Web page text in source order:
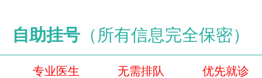
自助挂号 （所有信息完全保密）
专业医生 无需排队 优先就诊